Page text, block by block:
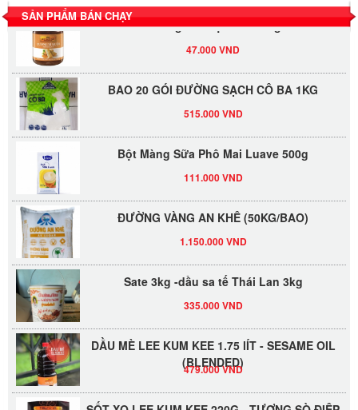
SẢN PHẨM BÁN CHẠY Tương xí muội LKK 260g
BAO 20 GÓI ĐƯỜNG SẠCH CÔ BA 1KG
ĐƯỜNG VÀNG AN KHÊ (50KG/BAO)
Sate 3kg -dầu sa tế Thái Lan 3kg
DẦU MÈ LEE KUM KEE 1.75 lÍT - SESAME OIL
(BLENDED)
479.000 VND
SỐT XO LEE KUM KEE 220G - TƯƠNG SÒ ĐIỆP